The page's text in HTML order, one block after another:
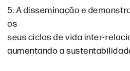
5. A disseminação e
os
seus ciclos de vida inter-
aumentando a